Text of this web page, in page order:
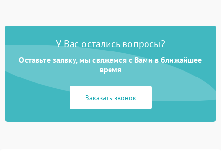
У Вас остались вопросы?
Оставьте заявку, мы свяжемся с Вами в ближайшее
время
Заказать звонок